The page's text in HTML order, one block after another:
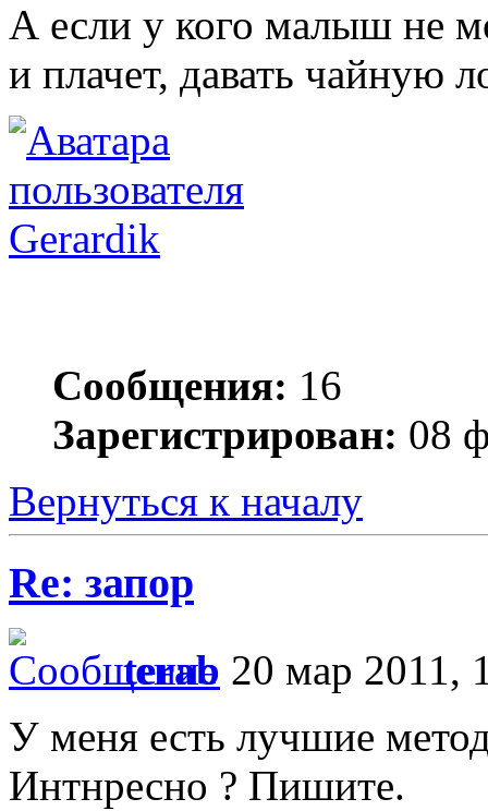
А если у кого малыш не
и плачет, давать чайную
Gerardik
Сообщения: 16
Зарегистрирован: 08
Вернуться к началу
Re: запор
terab 20 мар 2011,
У меня есть лучшие
Интнресно ? Пишите.